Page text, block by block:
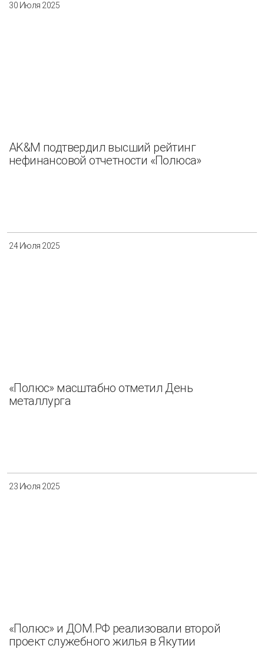
30 Июля 2025
AK&M подтвердил высший рейтинг
нефинансовой отчетности «Полюса»
24 Июля 2025
«Полюс» масштабно отметил День
металлурга
23 Июля 2025
«Полюс» и ДОМ.РФ реализовали второй
проект служебного жилья в Якутии